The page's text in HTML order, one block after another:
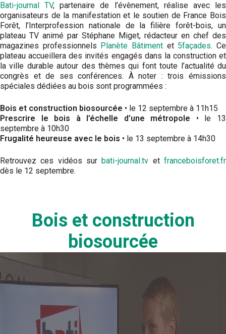
Bati-journal TV, partenaire de l’évènement, réalise avec les
organisateurs de la manifestation et le soutien de France Bois
Forêt, l’Interprofession nationale de la filière forêt-bois, un
plateau TV animé par Stéphane Miget, rédacteur en chef des
magazines professionnels Planète Bâtiment et 5façades. Ce
plateau accueillera des invités engagés dans la construction et
la ville durable autour des thèmes qui font toute l’actualité du
congrès et de ses conférences. À noter : trois émissions
spéciales dédiées au bois sont programmées :
Bois et construction biosourcée • le 12 septembre à 11h15
Prescrire le bois à l’échelle d’une métropole • le 13
septembre à 10h30
Frugalité heureuse avec le bois • le 13 septembre à 14h30
Retrouvez ces vidéos surbati-journal.tv etfranceboisforet.fr
dès le 12 septembre.
Bois et construction
biosourcée